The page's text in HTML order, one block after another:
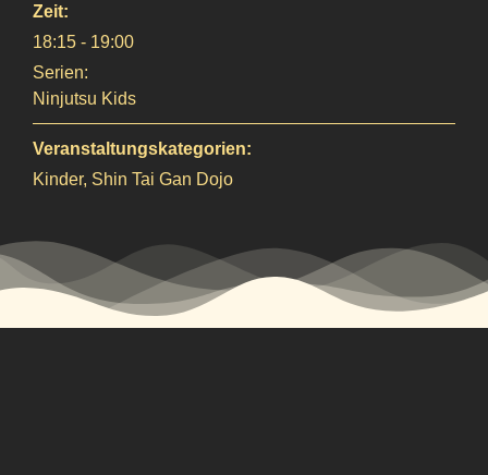
Zeit:
18:15 - 19:00
Serien:
Ninjutsu Kids
Veranstaltungskategorien:
Kinder, Shin Tai Gan Dojo